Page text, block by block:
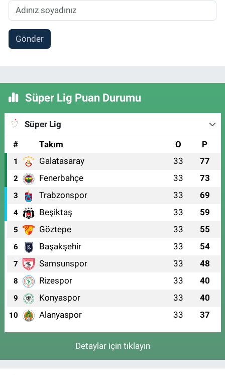
Gönder
Süper Lig Puan Durumu
Süper Lig
#
Takım O P
1 Galatasaray 33 77
2 Fenerbahçe 33 73
3 Trabzonspor 33 69
4 Beşiktaş 33 59
5 Göztepe 33 55
6 Başakşehir 33 54
7 Samsunspor 33 48
8 Rizespor 33 40
9 Konyaspor 33 40
10 Alanyaspor 33 37
Detaylar için tıklayın